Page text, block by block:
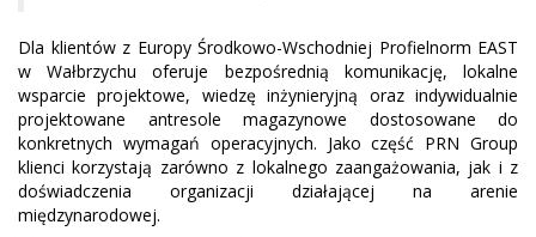
Dla klientów z Europy Środkowo-Wschodniej Profielnorm EAST
w Wałbrzychu oferuje bezpośrednią komunikację, lokalne
wsparcie projektowe, wiedzę inżynieryjną oraz indywidualnie
projektowane antresole magazynowe dostosowane do
konkretnych wymagań operacyjnych. Jako część PRN Group
klienci korzystają zarówno z lokalnego zaangażowania, jak i z
doświadczenia organizacji działającej na arenie
międzynarodowej.